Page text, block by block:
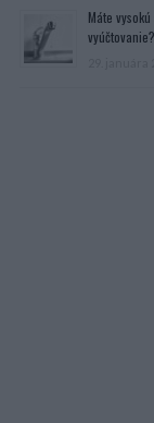
Máte
vyúčtovanie?